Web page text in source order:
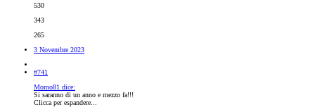
530
343
265
3 Novembre 2023
#741
Momo81 dice:
Si saranno di un anno e mezzo fa!!!
Clicca per espandere...